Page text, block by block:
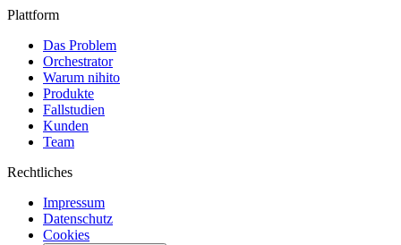
Plattform
Das Problem
Orchestrator
Warum nihito
Produkte
Fallstudien
Kunden
Team
Rechtliches
Impressum
Datenschutz
Cookies